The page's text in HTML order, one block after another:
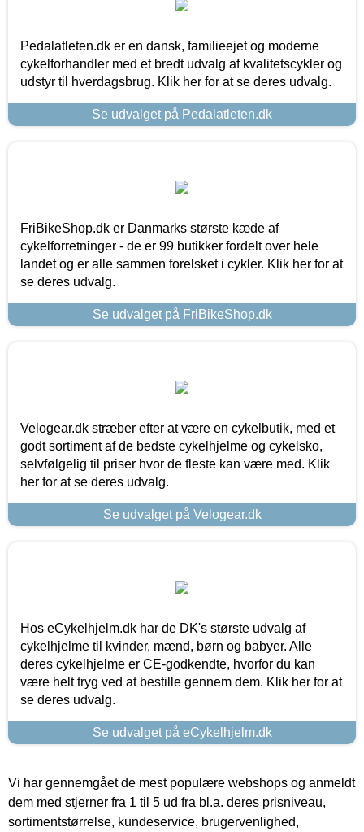
Pedalatleten.dk er en dansk, familieejet og moderne
cykelforhandler med et bredt udvalg af kvalitetscykler og
udstyr til hverdagsbrug. Klik her for at se deres udvalg.
Se udvalget på Pedalatleten.dk
FriBikeShop.dk er Danmarks største kæde af
cykelforretninger - de er 99 butikker fordelt over hele
landet og er alle sammen forelsket i cykler. Klik her for at
se deres udvalg.
Se udvalget på FriBikeShop.dk
Velogear.dk stræber efter at være en cykelbutik, med et
godt sortiment af de bedste cykelhjelme og cykelsko,
selvfølgelig til priser hvor de fleste kan være med. Klik
her for at se deres udvalg.
Se udvalget på Velogear.dk
Hos eCykelhjelm.dk har de DK's største udvalg af
cykelhjelme til kvinder, mænd, børn og babyer. Alle
deres cykelhjelme er CE-godkendte, hvorfor du kan
være helt tryg ved at bestille gennem dem. Klik her for at
se deres udvalg.
Se udvalget på eCykelhjelm.dk
Vi har gennemgået de mest populære webshops og anmeldt
dem med stjerner fra 1 til 5 ud fra bl.a. deres prisniveau,
sortimentstørrelse, kundeservice, brugervenlighed,